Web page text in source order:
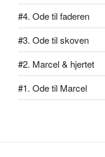
#4. Ode til faderen
#3. Ode til skoven
#2. Marcel & hjertet
#1. Ode til Marcel